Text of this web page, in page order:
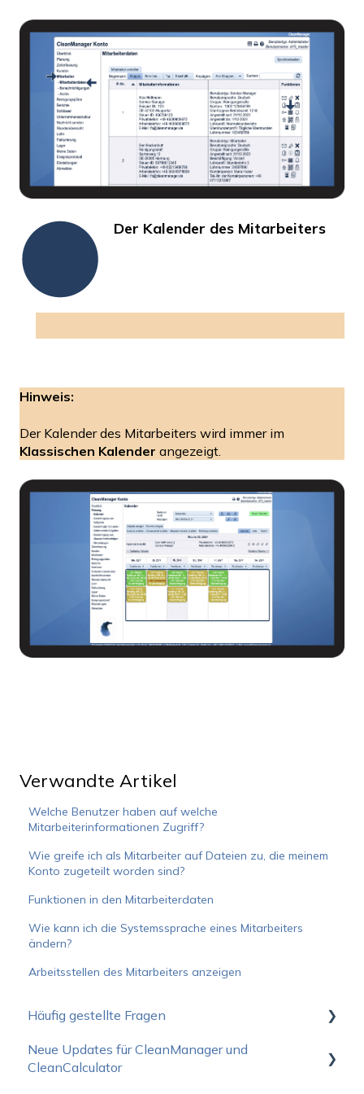
Der Kalender des Mitarbeiters
Hinweis:
Der Kalender des Mitarbeiters wird immer im
Klassischen Kalender angezeigt.
Verwandte Artikel
Welche Benutzer haben auf welche
Mitarbeiterinformationen Zugriff?
Wie greife ich als Mitarbeiter auf Dateien zu, die meinem
Konto zugeteilt worden sind?
Funktionen in den Mitarbeiterdaten
Wie kann ich die Systemssprache eines Mitarbeiters
ändern?
Arbeitsstellen des Mitarbeiters anzeigen
Häufig gestellte Fragen
Wie fange ich am Besten an?
Neue Updates für CleanManager und
CleanCalculator